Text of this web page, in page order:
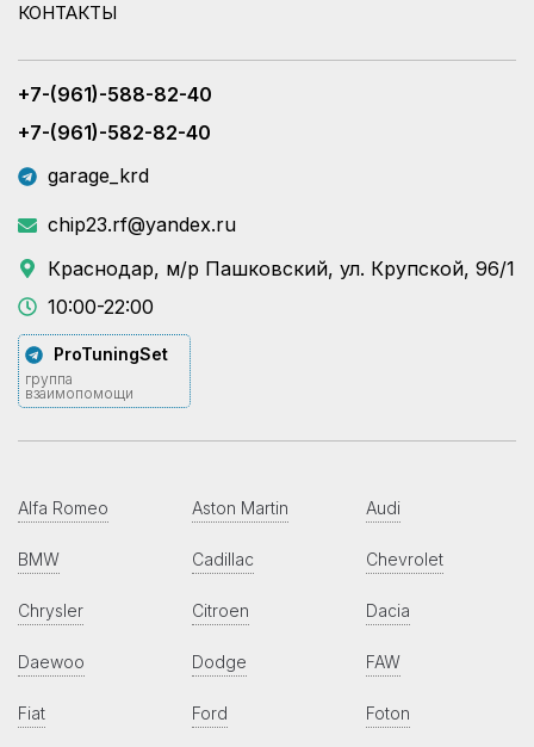
КОНТАКТЫ
+7-(961)-588-82-40
+7-(961)-582-82-40
garage_krd
chip23.rf@yandex.ru
Краснодар, м/р Пашковский, ул. Крупской, 96/1
10:00-22:00
ProTuningSet
группа
взаимопомощи
Alfa Romeo Aston Martin Audi
BMW Cadillac Chevrolet
Chrysler Citroen Dacia
Daewoo Dodge FAW
Fiat Ford Foton